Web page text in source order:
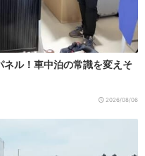
ル！車中泊の常識を変えそ
2026/08/06